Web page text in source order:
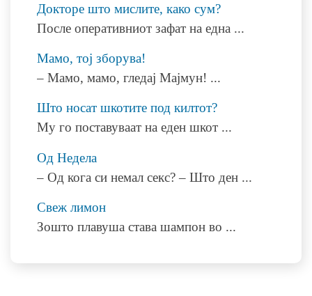
Докторе што мислите, како сум?
После оперативниот зафат на една ...
Мамо, тој зборува!
– Мамо, мамо, гледај Мајмун! ...
Што носат шкотите под килтот?
Му го поставуваат на еден шкот ...
Од Недела
– Од кога си немал секс? – Што ден ...
Свеж лимон
Зошто плавуша става шампон во ...